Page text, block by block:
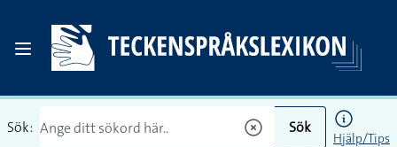
Sök: Sök
Hjälp/Tips